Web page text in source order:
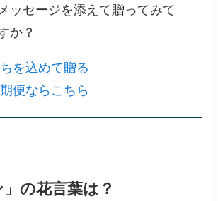
ッセージを添えて贈ってみて
か？
を込めて贈る
便ならこちら
」の花言葉は？